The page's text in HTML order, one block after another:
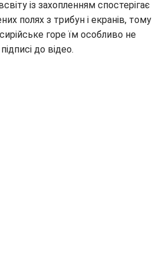
із захопленням спостерігає
полях з трибун і екранів, тому
горе їм особливо не
до відео.